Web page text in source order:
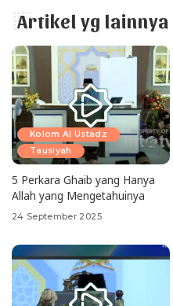
Artikel yg lainnya
Kolom Al Ustadz
Tausiyah
5 Perkara Ghaib yang Hanya
Allah yang Mengetahuinya
24 September 2025